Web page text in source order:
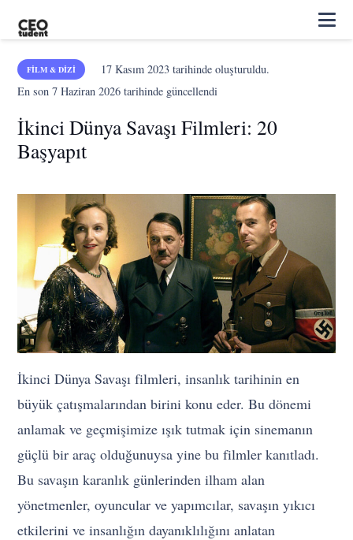
FILM & DIZI 17 Kasım 2023tarihinde oluşturuldu.
En son7 Haziran 2026 tarihinde güncellendi
İkinci Dünya Savaşı Filmleri: 20
Başyapıt
İkinci Dünya Savaşı filmleri, insanlık tarihinin en
büyük çatışmalarından birini konu eder. Bu dönemi
anlamak ve geçmişimize ışık tutmak için sinemanın
güçlü bir araç olduğunuysa yine bu filmler kanıtladı.
Bu savaşın karanlık günlerinden ilham alan
yönetmenler, oyuncular ve yapımcılar, savaşın yıkıcı
etkilerini ve insanlığın dayanıklılığını anlatan